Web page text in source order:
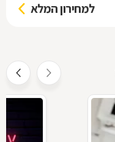
למחירון המלא